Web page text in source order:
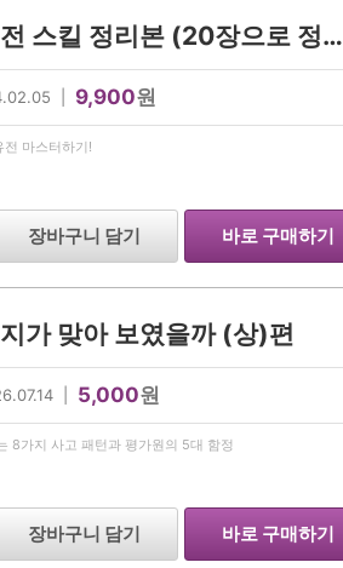
생명과학1 유전 스킬 정리본 (20장으로 정복하기)
| 9,900원
마스터하기!
장바구니 담기 바로 구매하기
가 맞아 보였을까 (상)편
| 5,000원
8가지 사고 패턴과 평가원의 5대 함정
장바구니 담기 바로 구매하기